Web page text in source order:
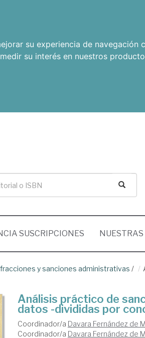
su experiencia de navegación
medir su interés en nuestros
SUSCRIPCIONES NUESTRAS
y sanciones administrativas /
Análisis práctico de
datos -divididas por
Coordinador/a Davara Fernández de
Coordinador/a Davara Fernández de